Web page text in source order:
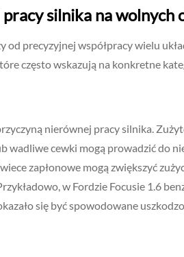
silnika na wolnych
od precyzyjnej współpracy wielu
często wskazują na konkretne
nierównej pracy silnika.
wadliwe cewki mogą prowadzić do
zapłonowe mogą zwiększyć
w Fordzie Focusie 1.6
się być spowodowane